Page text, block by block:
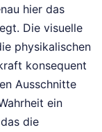
hier das
Die visuelle
physikalischen
konsequent
Ausschnitte
ein
die